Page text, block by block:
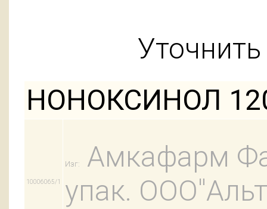
НОНОКСИНОЛ
10006065/1
Изг:
Амкафарм
упак.